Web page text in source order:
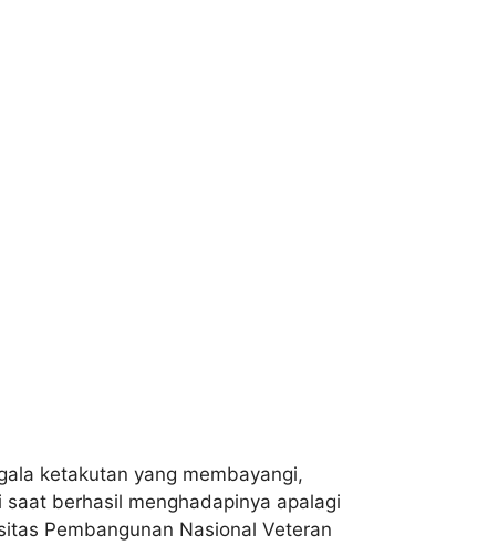
ketakutan yang membayangi,
berhasil menghadapinya apalagi
Pembangunan Nasional Veteran